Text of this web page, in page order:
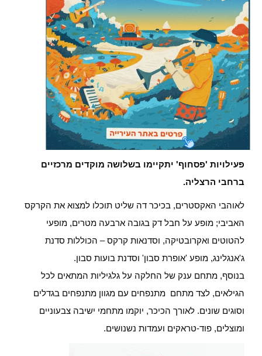
פעילויות 'פסחוף' יתקיימו בשלושה מוקדים מרכזיים
ברחבי הרצליה.
לאוהבי האקסטרים, בכיכר דה שליט תוכלו למצוא את הקרקס
האביבי; מופע על חבל דק בגובה ארבעה מטרים, מופעי
להטוטים ואקרובטיקה, וסדנאות קרקס – הכוללות סדנת
ג'אנגלינג, מופע 'אופרת סבון' וסדנת בועות סבון.
בנוסף, מתחם ענק של החלקה על גלגיליות המתאים לכל
הגילאים, לצד מתחם מתנפחים עם מגוון מתנפחים בגדלים
וסוגים שונים. לאורך הכיכר, יוקמו מתחמי ישיבה צבעוניים
ומוצלים, פוד-טראקים ועמדות נשנושים.